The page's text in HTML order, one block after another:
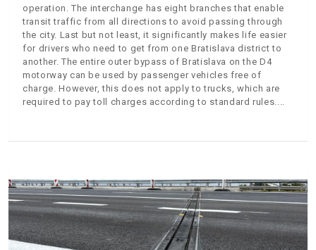
operation. The interchange has eight branches that enable
transit traffic from all directions to avoid passing through
the city. Last but not least, it significantly makes life easier
for drivers who need to get from one Bratislava district to
another. The entire outer bypass of Bratislava on the D4
motorway can be used by passenger vehicles free of
charge. However, this does not apply to trucks, which are
required to pay toll charges according to standard rules.